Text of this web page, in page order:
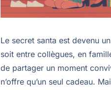
Le secret santa est devenu
soit entre collègues, en
de partager un moment
n’offre qu’un seul cadeau.